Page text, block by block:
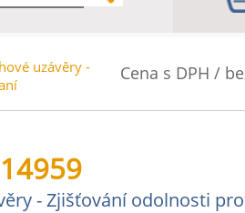
Cena s DPH /
uzávěry -
- Zjišťování odolnosti